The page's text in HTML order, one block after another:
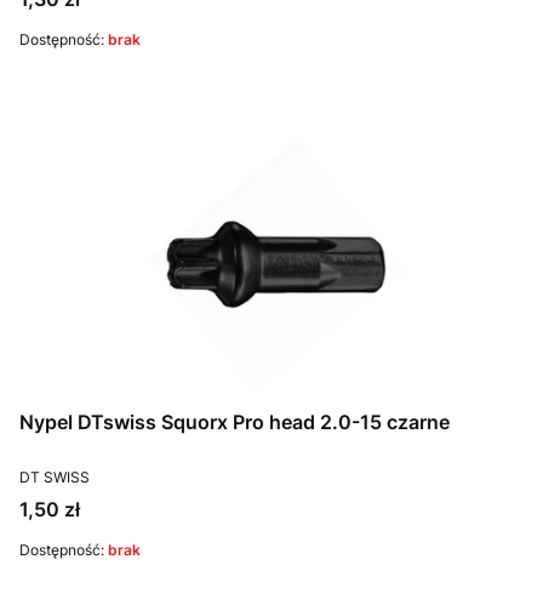
Dostępność: brak
Nypel DTswiss Squorx Pro head 2.0-15 czarne
PRODUCENT
DT SWISS
Cena
1,50 zł
Dostępność: brak